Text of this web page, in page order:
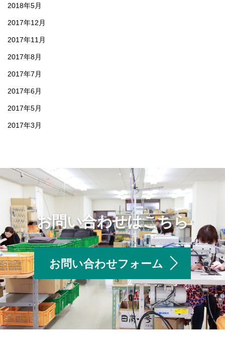
2018年5月
2017年12月
2017年11月
2017年8月
2017年7月
2017年6月
2017年5月
2017年3月
お問い合わせはこちら
お問い合わせフォーム